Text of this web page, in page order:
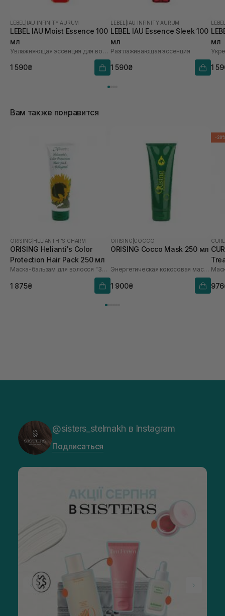
LEBEL IAU INFINITY AURUM
LEBEL IAU Moist Essence 100
мл
Увлажняющая эссенция для волос
1 590₴
LEBEL IAU INFINITY AURUM
LEBEL IAU Essence Sleek 100
мл
Разглаживающая эссенция
1 590₴
мл
1
Вам также понравится
ORISING HELIANTHI'S CHARM
ORISING Helianti's Color
Protection Hair Pack 250 мл
Маска-бальзам для волосся "Защита цвета"
1 875₴
ORISING COCCO
ORISING Cocco Mask 250 мл
Энергетическая кокосовая маска для волос
1 900₴
-
@sisters_stelmakh в Instagram
Подписаться